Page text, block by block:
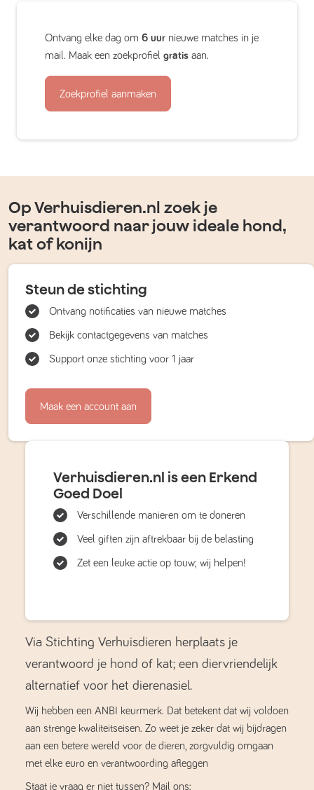
Ontvang elke dag om 6 uur nieuwe matches in je
mail. Maak een zoekprofiel gratis aan.
Zoekprofiel aanmaken
Op Verhuisdieren.nl zoek je
verantwoord naar jouw ideale hond,
kat of konijn
Steun de stichting
Ontvang notificaties van nieuwe matches
Bekijk contactgegevens van matches
Support onze stichting voor 1 jaar
Maak een account aan
Verhuisdieren.nl is een Erkend
Goed Doel
Verschillende manieren om te doneren
Veel giften zijn aftrekbaar bij de belasting
Zet een leuke actie op touw; wij helpen!
Via Stichting Verhuisdieren herplaats je
verantwoord je hond of kat; een diervriendelijk
alternatief voor het dierenasiel.
Wij hebben een ANBI keurmerk. Dat betekent dat wij voldoen
aan strenge kwaliteitseisen. Zo weet je zeker dat wij bijdragen
aan een betere wereld voor de dieren, zorgvuldig omgaan
met elke euro en verantwoording afleggen
Staat je vraag er niet tussen? Mail ons: